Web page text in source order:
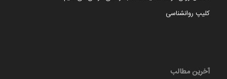
کلیپ روانشناسی
آخرین مطالب